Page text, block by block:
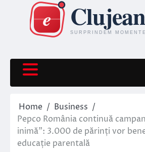
content
Home
Business
Pepco România continuă
inimă”: 3.000 de părinți vor
educație parentală